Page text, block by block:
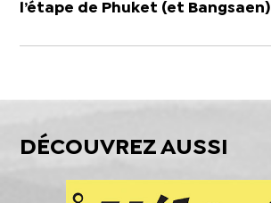
l’étape de Phuket (et Bangsaen)
DÉCOUVREZ AUSSI